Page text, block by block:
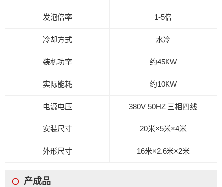
发泡倍率 1-5倍
冷却方式 水冷
装机功率 约45KW
实际能耗 约10KW
电源电压 380V 50HZ 三相四线
安装尺寸 20米×5米×4米
外形尺寸 16米×2.6米×2米
产成品